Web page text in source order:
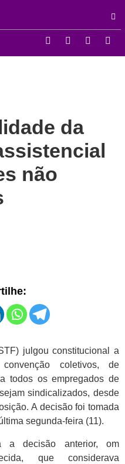
da
não
julgou constitucional a
coletivos, de
todos os empregados de
sindicalizados, desde
A decisão foi tomada
segunda-feira (11).
a decisão anterior, om
que considerava